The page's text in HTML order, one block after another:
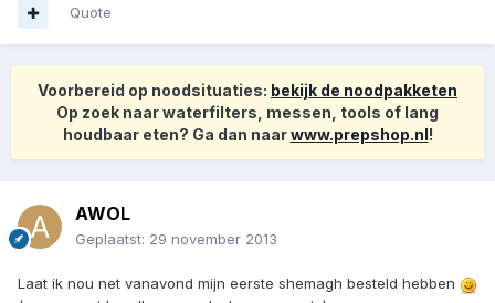
Quote
Voorbereid op noodsituaties: bekijk de noodpakketen
Op zoek naar waterfilters, messen, tools of lang
houdbaar eten? Ga dan naarwww.prepshop.nl!
AWOL
Geplaatst: 29 november 2013
Laat ik nou net vanavond mijn eerste shemagh besteld hebben